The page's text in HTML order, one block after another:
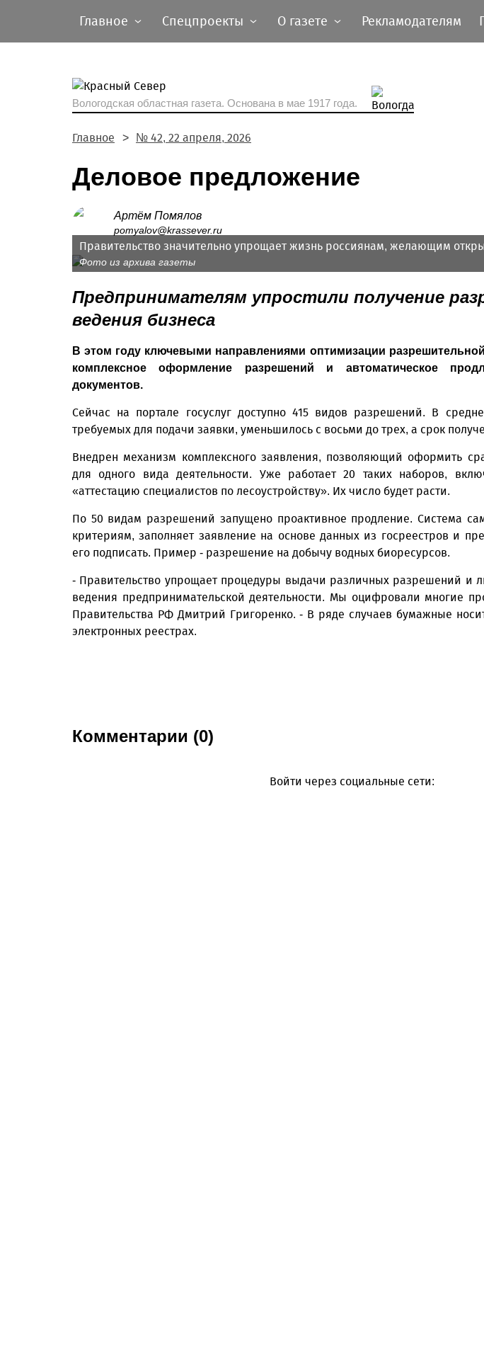
Главное Спецпроекты О газете Рекламодателям
Вологодская областная газета. Основана в мае 1917 года.
Главное № 42, 22 апреля, 2026
Деловое предложение
Артём Помялов
pomyalov@krassever.ru
Правительство значительно упрощает жизнь россиянам, желающим
Фото из архива газеты
Предпринимателям упростили получение
ведения бизнеса
В этом году ключевыми направлениями оптимизации
комплексное оформление разрешений и автоматическое
документов.
Сейчас на портале госуслуг доступно 415 видов разрешений. В
требуемых для подачи заявки, уменьшилось с восьми до трех, а срок
Внедрен механизм комплексного заявления, позволяющий оформить
для одного вида деятельности. Уже работает 20 таких наборов,
«аттестацию специалистов по лесоустройству». Их число будет расти.
По 50 видам разрешений запущено проактивное продление. Система
критериям, заполняет заявление на основе данных из госреестров и
его подписать. Пример - разрешение на добычу вод­ных биоресурсов.
- Правительство упрощает процедуры выдачи различных разрешений и
ведения предпринимательской деятельности. Мы оцифровали многие
Правительства РФ Дмитрий Григоренко. - В ряде случаев бумажные
электронных реестрах.
Комментарии (0)
Войти через социальные сети: